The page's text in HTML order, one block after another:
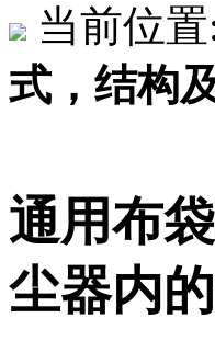
当前位置
式，结构
通用布
尘器内